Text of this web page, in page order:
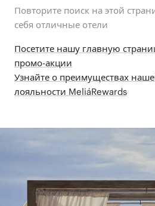
Повторите поиск на этой
себя отличные отели
Посетите нашу главную
промо-акции
Узнайте о преимуществах
лояльности MeliáRewards